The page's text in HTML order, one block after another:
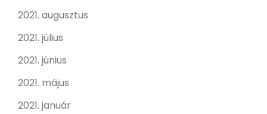
2021. augusztus
2021. július
2021. június
2021. május
2021. január